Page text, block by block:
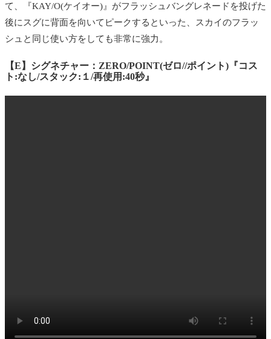
て、
『KAY/O(ケイオー)』がフラッシュバングレネードを投げた
後にスグに背面を向いてピークするといった、スカイのフラッ
シュと同じ使い方をしても非常に強力。
【E】シグネチャー：ZERO/POINT(ゼロ//ポイント)『コス
ト:なし/スタック:１/再使用:40秒』